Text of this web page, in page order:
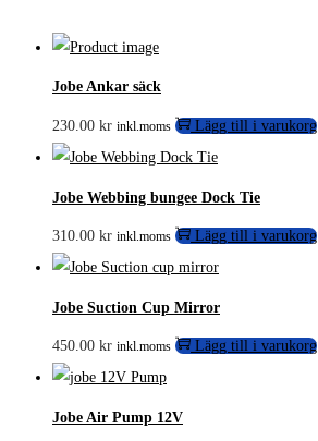
Jobe Ankar säck
230.00 kr inkl.moms Lägg till i varukorg
Jobe Webbing bungee Dock Tie
310.00 kr inkl.moms Lägg till i varukorg
Jobe Suction Cup Mirror
450.00 kr inkl.moms Lägg till i varukorg
Jobe Air Pump 12V